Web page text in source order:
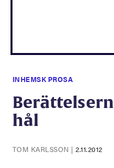
INHEMSK PROSA
hål
TOM KARLSSON |2.11.2012